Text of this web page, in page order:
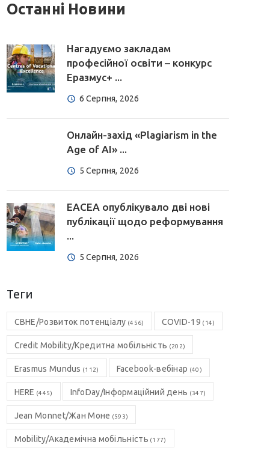
Останні Новини
Нагадуємо закладам
професійної освіти – конкурс
Еразмус+ ...
6 Серпня, 2026
Онлайн-захід «Plagiarism in the
Age of AI» ...
5 Серпня, 2026
EACEA опублікувало дві нові
публікації щодо реформування
...
5 Серпня, 2026
Теги
CBHE/Розвиток потенціалу (456) COVID-19 (14)
Credit Mobility/Кредитна мобільність (202)
Erasmus Mundus (112) Facebook-вебінар (40)
HERE (445) InfoDay/Інформаційний день (347)
Jean Monnet/Жан Моне (593)
Mobility/Академічна мобільність (177)